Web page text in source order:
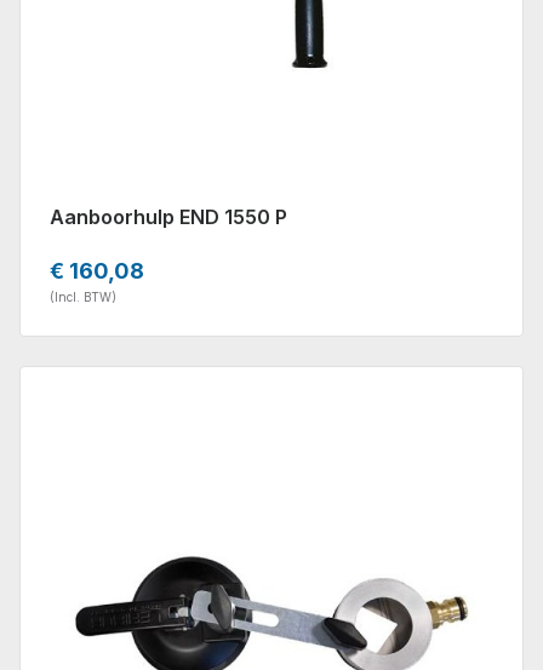
Aanboorhulp END 1550 P
€ 160,08
(Incl. BTW)